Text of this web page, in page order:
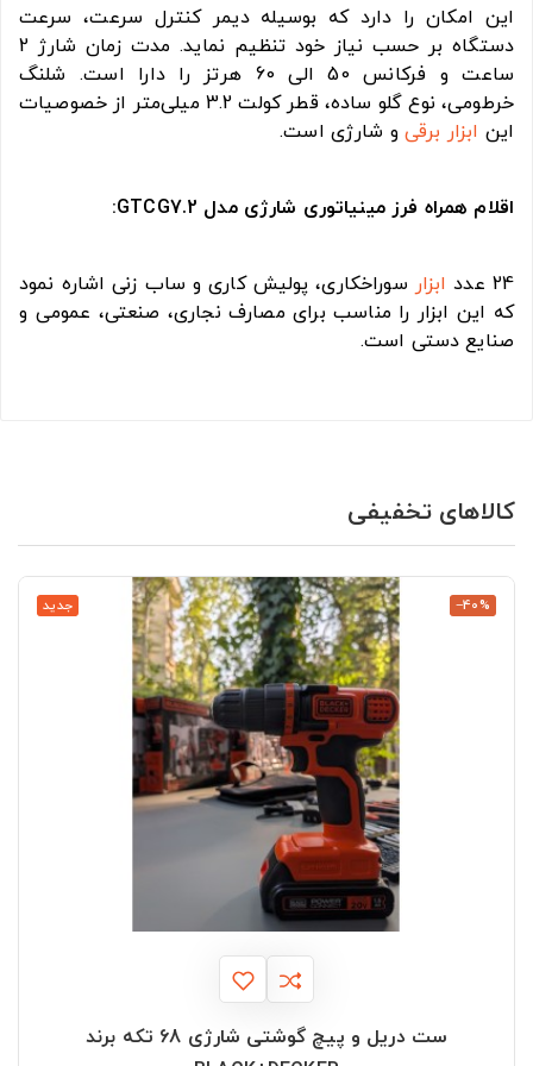
این امکان را دارد که بوسیله دیمر کنترل سرعت، سرعت
دستگاه بر حسب نیاز خود تنظیم نماید. مدت زمان شارژ 2
ساعت و فرکانس 50 الی 60 هرتز را دارا است. شلنگ
خرطومی، نوع گلو ساده، قطر کولت 3.2 میلی‌متر از خصوصیات
این ابزار برقیو شارژی است.
اقلام همراه فرز مینیاتوری شارژی مدل GTCG7.2:
24 عدد ابزار سوراخکاری، پولیش کاری و ساب زنی اشاره نمود
که این ابزار را مناسب برای مصارف نجاری، صنعتی، عمومی و
صنایع دستی است.
کالاهای تخفیفی
جدید ‎−40%
ست دریل و پیچ گوشتی شارژی 68 تکه برند